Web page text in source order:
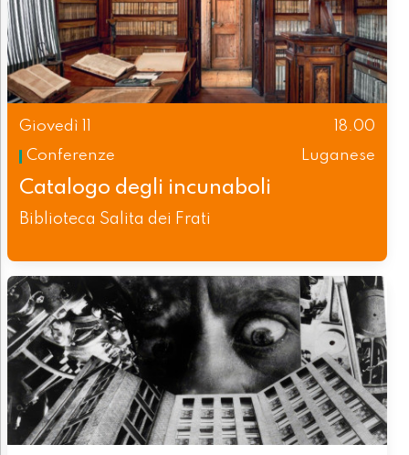
Giovedì 11
18.00
Conferenze
Luganese
Catalogo degli incunaboli
Biblioteca Salita dei Frati